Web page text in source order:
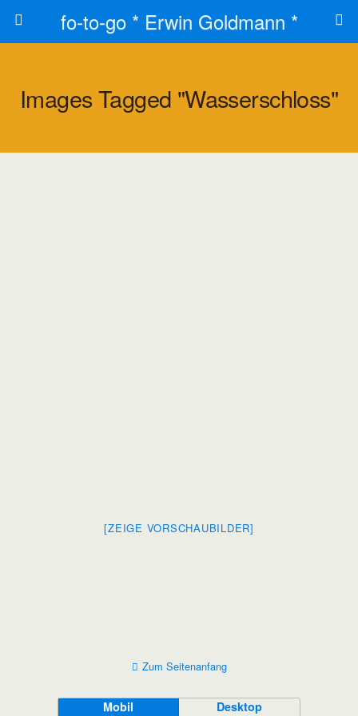
fo-to-go * Erwin Goldmann *
Images Tagged "wasserschloss"
[ZEIGE VORSCHAUBILDER]
Zum Seitenanfang
Mobil Desktop